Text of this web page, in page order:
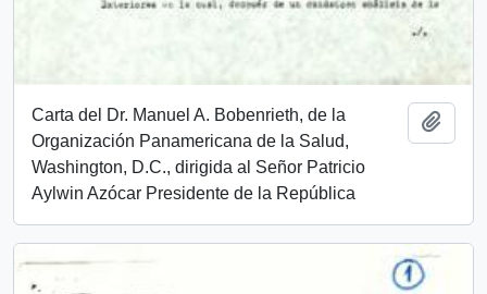
Carta del Dr. Manuel A. Bobenrieth, de la
Organización Panamericana de la Salud,
Washington, D.C., dirigida al Señor Patricio
Aylwin Azócar Presidente de la República